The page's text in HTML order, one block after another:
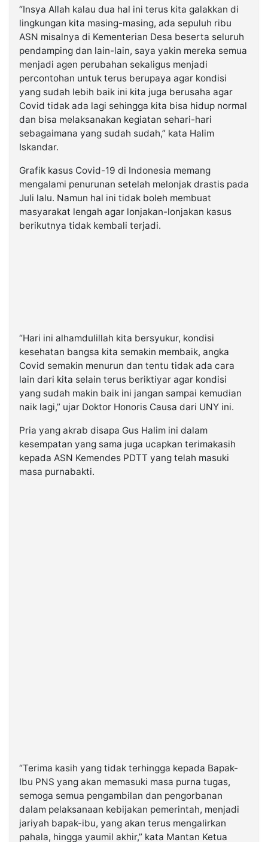
“Insya Allah kalau dua hal ini terus kita galakkan di
lingkungan kita masing-masing, ada sepuluh ribu
ASN misalnya di Kementerian Desa beserta seluruh
pendamping dan lain-lain, saya yakin mereka semua
menjadi agen perubahan sekaligus menjadi
percontohan untuk terus berupaya agar kondisi
yang sudah lebih baik ini kita juga berusaha agar
Covid tidak ada lagi sehingga kita bisa hidup normal
dan bisa melaksanakan kegiatan sehari-hari
sebagaimana yang sudah sudah,” kata Halim
Iskandar.
Grafik kasus Covid-19 di Indonesia memang
mengalami penurunan setelah melonjak drastis pada
Juli lalu. Namun hal ini tidak boleh membuat
masyarakat lengah agar lonjakan-lonjakan kasus
berikutnya tidak kembali terjadi.
“Hari ini alhamdulillah kita bersyukur, kondisi
kesehatan bangsa kita semakin membaik, angka
Covid semakin menurun dan tentu tidak ada cara
lain dari kita selain terus beriktiyar agar kondisi
yang sudah makin baik ini jangan sampai kemudian
naik lagi,” ujar Doktor Honoris Causa dari UNY ini.
Pria yang akrab disapa Gus Halim ini dalam
kesempatan yang sama juga ucapkan terimakasih
kepada ASN Kemendes PDTT yang telah masuki
masa purnabakti.
“Terima kasih yang tidak terhingga kepada Bapak-
Ibu PNS yang akan memasuki masa purna tugas,
semoga semua pengambilan dan pengorbanan
dalam pelaksanaan kebijakan pemerintah, menjadi
jariyah bapak-ibu, yang akan terus mengalirkan
pahala, hingga yaumil akhir,” kata Mantan Ketua